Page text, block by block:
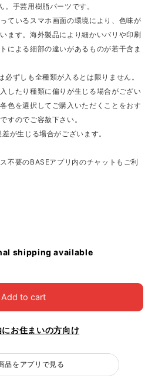
手芸用樹脂パーツです。
ているスマホ画面の環境により、色味が
ます。海外製品により細かいバリや印刷
による細部の違いがあるものが若干含ま
ずしも全種類が入るとは限りません。
したり種類に偏りが生じる場合がござい
色を選択してご購入いただくことをおす
すのでご容赦下さい。
が生じる場合がございます。
不要のBASEアプリ内のチャットもご利
shipping available
Add to cart
にお住まいの方向け
品をアプリで見る